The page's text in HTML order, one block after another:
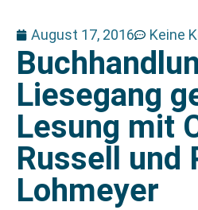
August 17, 2016 Keine
Liesegang
Lesung mit
Russell und
Lohmeyer